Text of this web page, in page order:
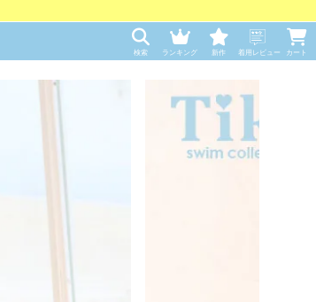
検索 ランキング 新作 着用レビュー カート